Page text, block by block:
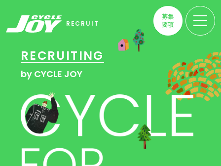
RECRUIT
募集
要項
RECRUITING
by CYCLE JOY